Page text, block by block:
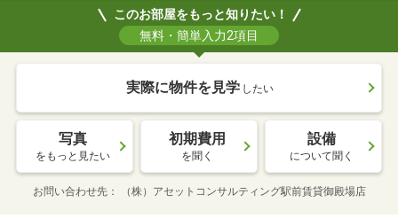
このお部屋をもっと知りたい！
無料・簡単入力2項目
実際に物件を見学 したい
写真
をもっと見たい
初期費用
を聞く
設備
について聞く
お問い合わせ先 （株）アセットコンサルティング駅前賃貸御殿場店